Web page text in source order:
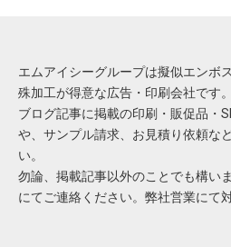
エムアイシーグループは擬似エンボ
殊加工が得意な広告・印刷会社です。
ブログ記事に掲載の印刷・販促品・
や、サンプル請求、お見積り依頼な
い。
勿論、掲載記事以外のことでも構い
にてご連絡ください。弊社営業にて